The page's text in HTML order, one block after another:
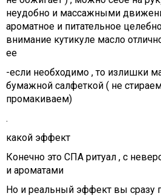
неудобно и массажными
ароматное и питательное
внимание кутикуле масло
ее
-если необходимо , то излишки
бумажной салфеткой ( не
промакиваем)
.
какой эффект
Конечно это СПА ритуал , с
и ароматами
Но и реальный эффект вы сразу